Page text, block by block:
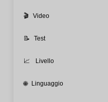
🎬 Video
📝 Test
📈 Livello
🌐 Linguaggio